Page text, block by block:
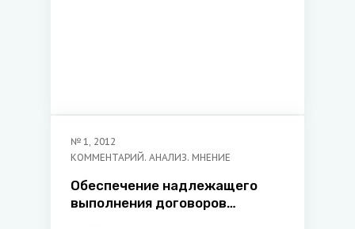
№ 1, 2012
КОММЕНТАРИЙ. АНАЛИЗ. МНЕНИЕ
Обеспечение надлежащего
выполнения договоров